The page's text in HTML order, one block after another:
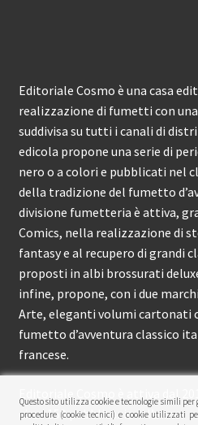
Editoriale Cosmo è una casa
realizzazione di fumetti con
suddivisa su tutti i canali di
edicola propone una serie di
nero o a colori e pubblicati nel
della tradizione del fumetto
divisione fumetteria è attiva,
Comics, nella realizzazione di
fantasy e al recupero di grandi
proposti in albi brossurati
infine, propone, con i due
Arte, eleganti volumi cartonati
fumetto d’avventura classico
francese.
circa 150 pubblicazioni l’anno.
Questo sito utilizza cookie e tecnologie simili
procedure (cookie tecnici) e cookie utilizzati